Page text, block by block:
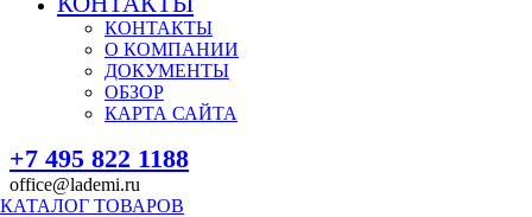
КОНТАКТЫ
О КОМПАНИИ
ДОКУМЕНТЫ
ОБЗОР
КАРТА САЙТА
+7 495 822 1188
office@lademi.ru
КАТАЛОГ ТОВАРОВ